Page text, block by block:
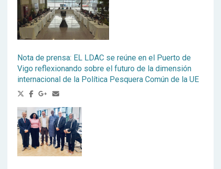
Nota de prensa: EL LDAC se reúne en el Puerto de
Vigo reflexionando sobre el futuro de la dimensión
internacional de la Política Pesquera Común de la UE